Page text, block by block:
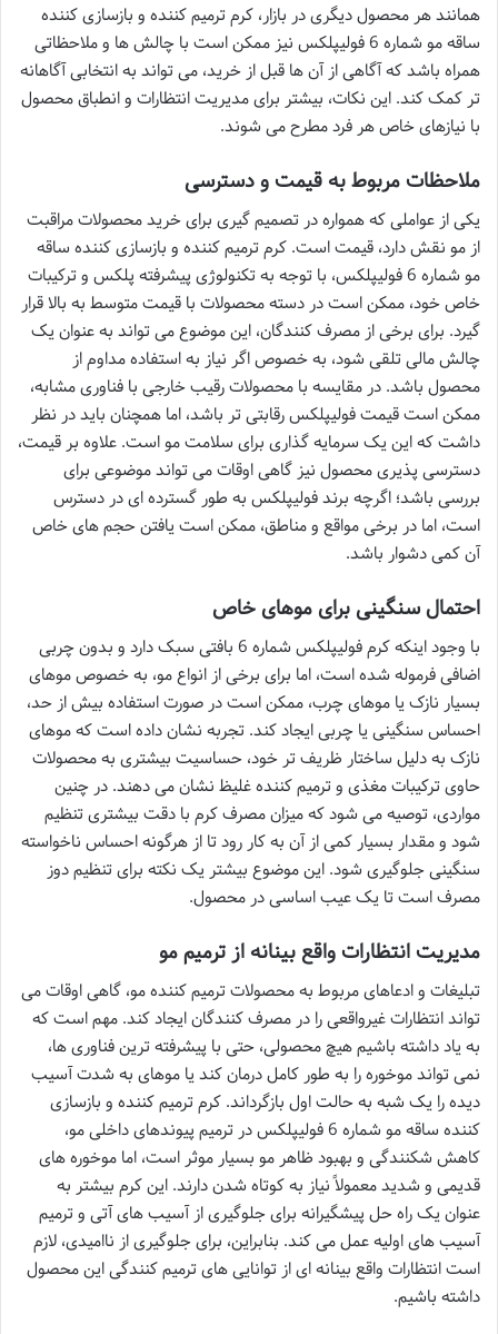
همانند هر محصول دیگری در بازار، کرم ترمیم کننده و بازسازی کننده
ساقه مو شماره 6 فولیپلکس نیز ممکن است با چالش ها و ملاحظاتی
همراه باشد که آگاهی از آن ها قبل از خرید، می تواند به انتخابی آگاهانه
تر کمک کند. این نکات، بیشتر برای مدیریت انتظارات و انطباق محصول
با نیازهای خاص هر فرد مطرح می شوند.
ملاحظات مربوط به قیمت و دسترسی
یکی از عواملی که همواره در تصمیم گیری برای خرید محصولات مراقبت
از مو نقش دارد، قیمت است. کرم ترمیم کننده و بازسازی کننده ساقه
مو شماره 6 فولیپلکس، با توجه به تکنولوژی پیشرفته پلکس و ترکیبات
خاص خود، ممکن است در دسته محصولات با قیمت متوسط به بالا قرار
گیرد. برای برخی از مصرف کنندگان، این موضوع می تواند به عنوان یک
چالش مالی تلقی شود، به خصوص اگر نیاز به استفاده مداوم از
محصول باشد. در مقایسه با محصولات رقیب خارجی با فناوری مشابه،
ممکن است قیمت فولیپلکس رقابتی تر باشد، اما همچنان باید در نظر
داشت که این یک سرمایه گذاری برای سلامت مو است. علاوه بر قیمت،
دسترسی پذیری محصول نیز گاهی اوقات می تواند موضوعی برای
بررسی باشد؛ اگرچه برند فولیپلکس به طور گسترده ای در دسترس
است، اما در برخی مواقع و مناطق، ممکن است یافتن حجم های خاص
آن کمی دشوار باشد.
احتمال سنگینی برای موهای خاص
با وجود اینکه کرم فولیپلکس شماره 6 بافتی سبک دارد و بدون چربی
اضافی فرموله شده است، اما برای برخی از انواع مو، به خصوص موهای
بسیار نازک یا موهای چرب، ممکن است در صورت استفاده بیش از حد،
احساس سنگینی یا چربی ایجاد کند. تجربه نشان داده است که موهای
نازک به دلیل ساختار ظریف تر خود، حساسیت بیشتری به محصولات
حاوی ترکیبات مغذی و ترمیم کننده غلیظ نشان می دهند. در چنین
مواردی، توصیه می شود که میزان مصرف کرم با دقت بیشتری تنظیم
شود و مقدار بسیار کمی از آن به کار رود تا از هرگونه احساس ناخواسته
سنگینی جلوگیری شود. این موضوع بیشتر یک نکته برای تنظیم دوز
مصرف است تا یک عیب اساسی در محصول.
مدیریت انتظارات واقع بینانه از ترمیم مو
تبلیغات و ادعاهای مربوط به محصولات ترمیم کننده مو، گاهی اوقات می
تواند انتظارات غیرواقعی را در مصرف کنندگان ایجاد کند. مهم است که
به یاد داشته باشیم هیچ محصولی، حتی با پیشرفته ترین فناوری ها،
نمی تواند موخوره را به طور کامل درمان کند یا موهای به شدت آسیب
دیده را یک شبه به حالت اول بازگرداند. کرم ترمیم کننده و بازسازی
کننده ساقه مو شماره 6 فولیپلکس در ترمیم پیوندهای داخلی مو،
کاهش شکنندگی و بهبود ظاهر مو بسیار موثر است، اما موخوره های
قدیمی و شدید معمولاً نیاز به کوتاه شدن دارند. این کرم بیشتر به
عنوان یک راه حل پیشگیرانه برای جلوگیری از آسیب های آتی و ترمیم
آسیب های اولیه عمل می کند. بنابراین، برای جلوگیری از ناامیدی، لازم
است انتظارات واقع بینانه ای از توانایی های ترمیم کنندگی این محصول
داشته باشیم.